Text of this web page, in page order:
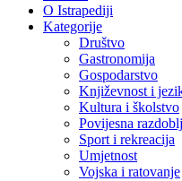
O Istrapediji
Kategorije
Društvo
Gastronomija
Gospodarstvo
Književnost i
Kultura i školstvo
Povijesna
Sport i rekreacija
Umjetnost
Vojska i ratovanje